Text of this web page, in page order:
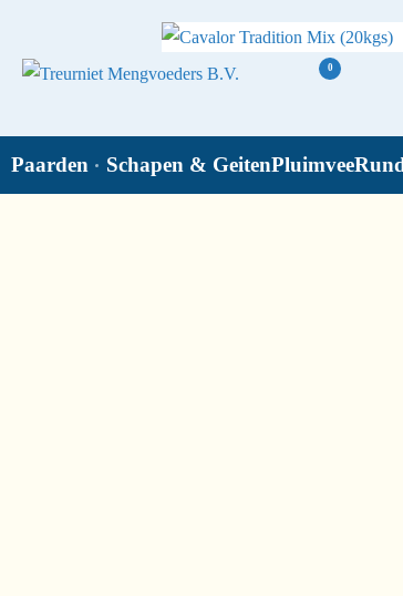
0
Paarden Schapen & GeitenPluimvee